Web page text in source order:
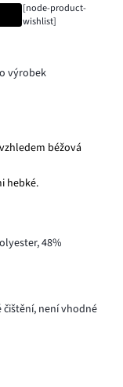
[node-product-
wishlist]
výrobek
béžová
hebké.
48%
čištění, není vhodné